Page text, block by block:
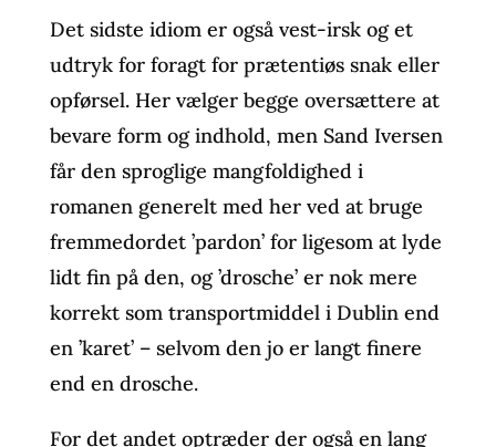
Det sidste idiom er også vest-irsk og et
udtryk for foragt for prætentiøs snak eller
opførsel. Her vælger begge oversættere at
bevare form og indhold, men Sand Iversen
får den sproglige mangfoldighed i
romanen generelt med her ved at bruge
fremmedordet ’pardon’ for ligesom at lyde
lidt fin på den, og ’drosche’ er nok mere
korrekt som transportmiddel i Dublin end
en ’karet’ – selvom den jo er langt finere
end en drosche.
For det andet optræder der også en lang